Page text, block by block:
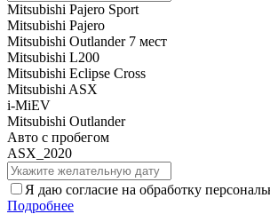
Mitsubishi Pajero Sport
Mitsubishi Pajero
Mitsubishi Outlander 7 мест
Mitsubishi L200
Mitsubishi Eclipse Cross
Mitsubishi ASX
i-MiEV
Mitsubishi Outlander
Авто с пробегом
ASX_2020
Я даю согласие на обработку
Подробнее